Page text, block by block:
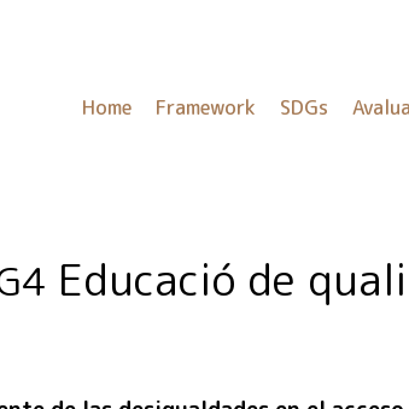
Home Framework SDGs
Educació de